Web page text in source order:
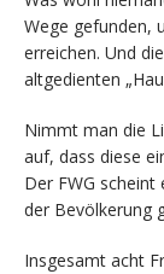
Wege gefunden,
erreichen. Und
altgedienten
Nimmt man die
auf, dass diese
Der FWG
der Bevölkerung
Insgesamt acht